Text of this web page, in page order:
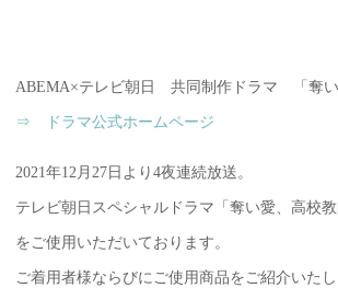
ABEMA×テレビ朝日 共同制作ドラマ 「奪い
⇒ ドラマ公式ホームページ
2021年12月27日より4夜連続放送。
テレビ朝日スペシャルドラマ「奪い愛、高校
をご使用いただいております。
ご着用者様ならびにご使用商品をご紹介いたし